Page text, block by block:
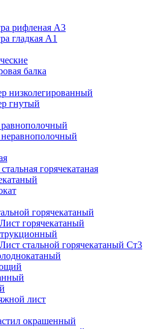
рифленая А3
гладкая А1
балка
низколегированный
гнутый
горячекатаная
горячекатаный
Лист горячекатаный
Лист стальной горячекатаный Ст3
лист
окрашенный